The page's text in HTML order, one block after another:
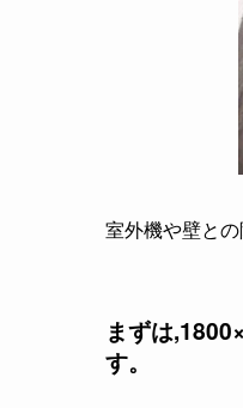
室外機や壁と
まずは
す。